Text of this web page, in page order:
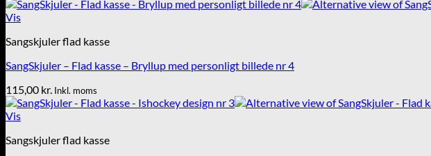
Vis
Sangskjuler flad kasse
SangSkjuler – Flad kasse – Bryllup med personligt billede nr 4
115,00 kr. Inkl. moms
Vis
Sangskjuler flad kasse